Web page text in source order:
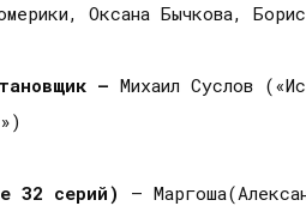
Оксана Бычкова,
— Михаил Суслов
32 серий) –